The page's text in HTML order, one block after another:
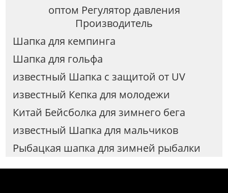
оптом Регулятор давления
Производитель
Шапка для кемпинга
Шапка для гольфа
известный Шапка с защитой от UV
известный Кепка для молодежи
Китай Бейсболка для зимнего бега
известный Шапка для мальчиков
Рыбацкая шапка для зимней рыбалки